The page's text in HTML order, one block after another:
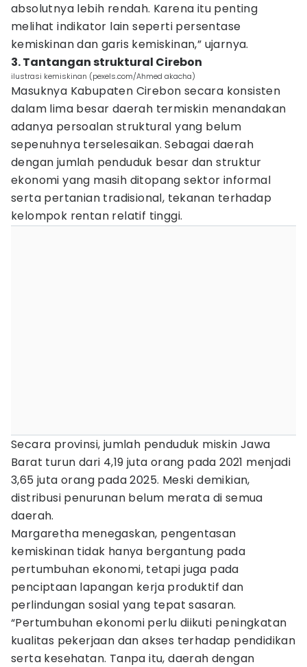
absolutnya lebih rendah. Karena itu penting
melihat indikator lain seperti persentase
kemiskinan dan garis kemiskinan,” ujarnya.
3. Tantangan struktural Cirebon
ilustrasi kemiskinan (pexels.com/Ahmed akacha)
Masuknya Kabupaten Cirebon secara konsisten
dalam lima besar daerah termiskin menandakan
adanya persoalan struktural yang belum
sepenuhnya terselesaikan. Sebagai daerah
dengan jumlah penduduk besar dan struktur
ekonomi yang masih ditopang sektor informal
serta pertanian tradisional, tekanan terhadap
kelompok rentan relatif tinggi.
Secara provinsi, jumlah penduduk miskin Jawa
Barat turun dari 4,19 juta orang pada 2021 menjadi
3,65 juta orang pada 2025. Meski demikian,
distribusi penurunan belum merata di semua
daerah.
Margaretha menegaskan, pengentasan
kemiskinan tidak hanya bergantung pada
pertumbuhan ekonomi, tetapi juga pada
penciptaan lapangan kerja produktif dan
perlindungan sosial yang tepat sasaran.
“Pertumbuhan ekonomi perlu diikuti peningkatan
kualitas pekerjaan dan akses terhadap pendidikan
serta kesehatan. Tanpa itu, daerah dengan